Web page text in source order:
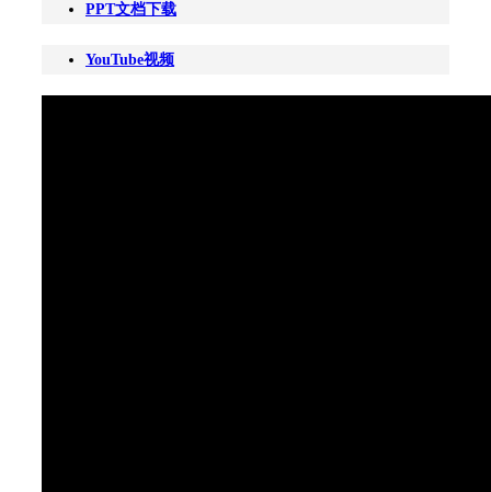
PPT文档下载
YouTube视频